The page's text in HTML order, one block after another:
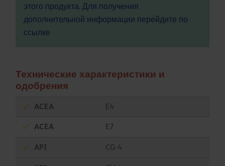
этого продукта. Для получения
дополнительной информации перейдите по
ссылке
Технические характеристики и
одобрения
ACEA E4
ACEA E7
API CG-4